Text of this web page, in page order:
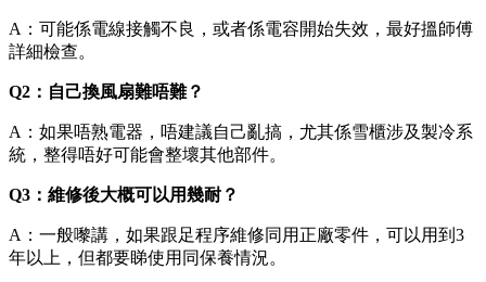
A：可能係電線接觸不良，或者係電容開始失效，最好搵師傅
詳細檢查。
Q2：自己換風扇難唔難？
A：如果唔熟電器，唔建議自己亂搞，尤其係雪櫃涉及製冷系
統，整得唔好可能會整壞其他部件。
Q3：維修後大概可以用幾耐？
A：一般嚟講，如果跟足程序維修同用正廠零件，可以用到3
年以上，但都要睇使用同保養情況。